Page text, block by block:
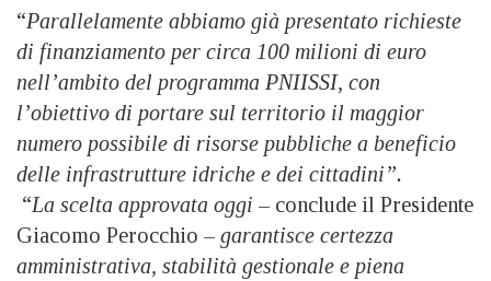
“Parallelamente abbiamo già presentato richieste
di finanziamento per circa 100 milioni di euro
nell’ambito del programma PNIISSI, con
l’obiettivo di portare sul territorio il maggior
numero possibile di risorse pubbliche a beneficio
delle infrastrutture idriche e dei cittadini”.
“La scelta approvata oggi – conclude il Presidente
Giacomo Perocchio – garantisce certezza
amministrativa, stabilità gestionale e piena